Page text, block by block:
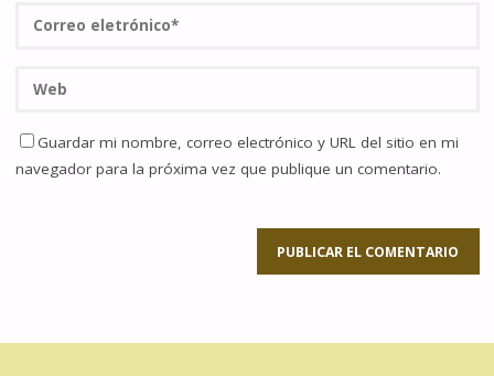
Guardar mi nombre, correo electrónico y URL del sitio en mi
navegador para la próxima vez que publique un comentario.